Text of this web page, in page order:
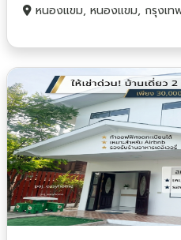
หนองแขม, หนองแขม, กรุงเท